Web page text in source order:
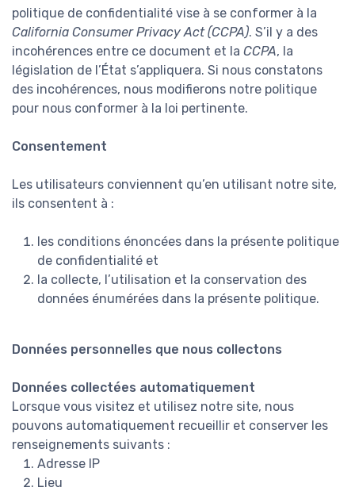
politique de confidentialité vise à se conformer à la
California Consumer Privacy Act (CCPA). S’il y a des
incohérences entre ce document et la CCPA, la
législation de l’État s’appliquera. Si nous constatons
des incohérences, nous modifierons notre politique
pour nous conformer à la loi pertinente.
Consentement
Les utilisateurs conviennent qu’en utilisant notre site,
ils consentent à :
les conditions énoncées dans la présente politique
de confidentialité et
la collecte, l’utilisation et la conservation des
données énumérées dans la présente politique.
Données personnelles que nous collectons
Données collectées automatiquement
Lorsque vous visitez et utilisez notre site, nous
pouvons automatiquement recueillir et conserver les
renseignements suivants :
Adresse IP
Lieu